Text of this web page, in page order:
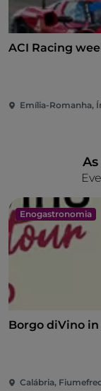
ACI Racing
Emília-Romanha,
Enogastronomia
Borgo diVino
Calábria,